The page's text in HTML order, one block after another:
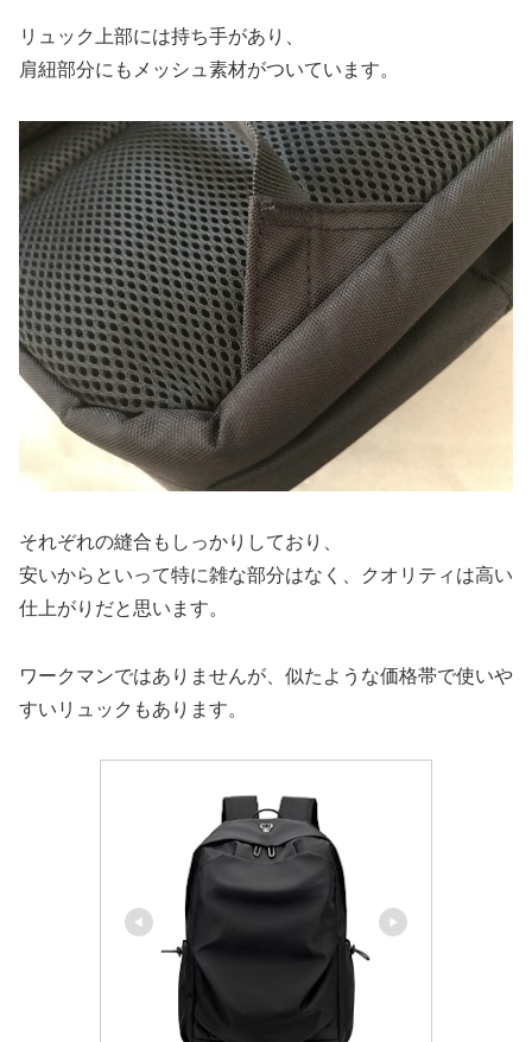
リュック上部には持ち手があり、
肩紐部分にもメッシュ素材がついています。
それぞれの縫合もしっかりしており、
安いからといって特に雑な部分はなく、クオリティは高い
仕上がりだと思います。
ワークマンではありませんが、似たような価格帯で使いや
すいリュックもあります。